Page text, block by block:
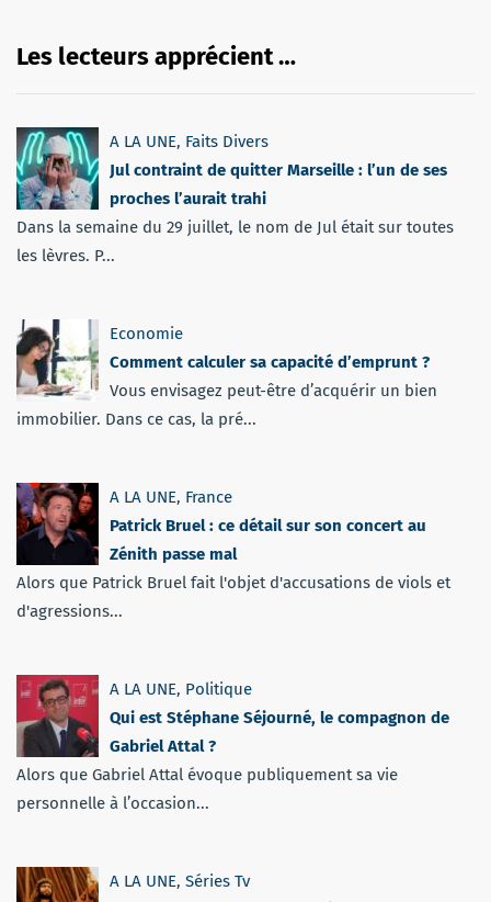
Les lecteurs apprécient …
A LA UNE, Faits Divers
Jul contraint de quitter Marseille : l’un de ses
proches l’aurait trahi
Dans la semaine du 29 juillet, le nom de Jul était sur toutes
les lèvres. P...
Economie
Comment calculer sa capacité d’emprunt ?
Vous envisagez peut-être d’acquérir un bien
immobilier. Dans ce cas, la pré...
A LA UNE, France
Patrick Bruel : ce détail sur son concert au
Zénith passe mal
Alors que Patrick Bruel fait l'objet d'accusations de viols et
d'agressions...
A LA UNE, Politique
Qui est Stéphane Séjourné, le compagnon de
Gabriel Attal ?
Alors que Gabriel Attal évoque publiquement sa vie
personnelle à l’occasion...
A LA UNE, Séries Tv